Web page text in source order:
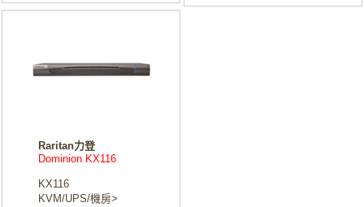
Raritan力登
Dominion KX116
KX116
KVM/UPS/機房>